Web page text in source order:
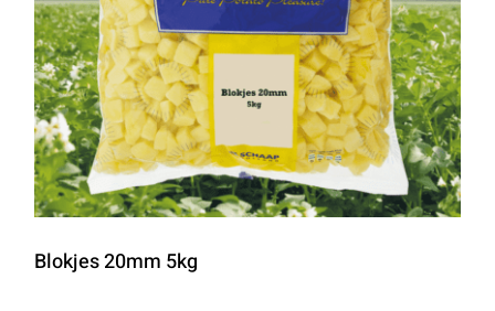
Blokjes 20mm 5kg